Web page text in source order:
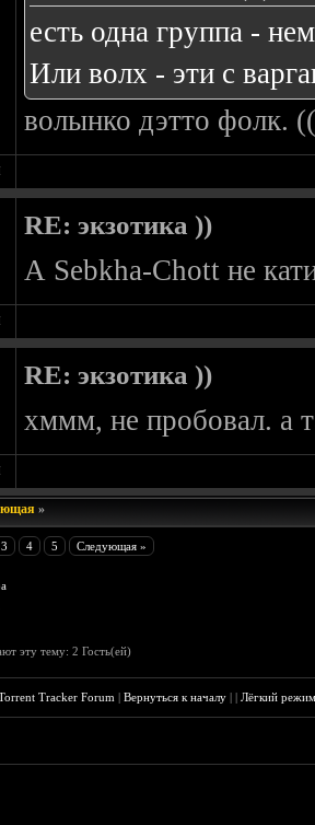
есть одна группа -
Или волх - эти с
волынко дэтто фолк.
RE: экзотика ))
А Sebkha-Chott не
RE: экзотика ))
хммм, не пробовал. а
»
3 4 5 Следующая »
эту тему: 2 Гость(ей)
Tracker Forum |Вернуться к началу ||Лёгкий